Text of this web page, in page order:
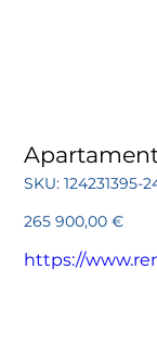
SKU: SKU
124231395-
124231395-
Preço
265 900,00 €
https://